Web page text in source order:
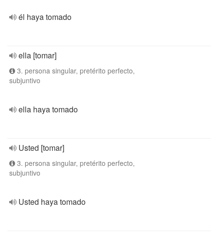
él haya tomado
ella [tomar]
3. persona singular, pretérito perfecto,
subjuntivo
ella haya tomado
Usted [tomar]
3. persona singular, pretérito perfecto,
subjuntivo
Usted haya tomado